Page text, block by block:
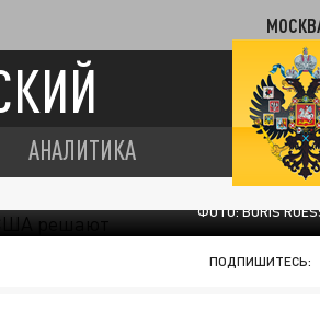
АНАЛИТИКА
ФОТО: BORIS
ПОДПИШИТЕСЬ: